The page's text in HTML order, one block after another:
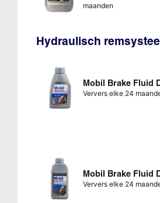
maanden
Hydraulisch
Mobil Brake Fluid
Ververs elke 24
Mobil Brake Fluid
Ververs elke 24